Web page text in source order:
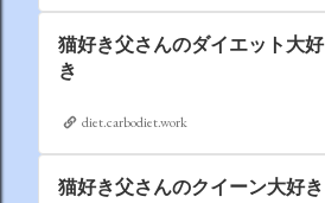
猫好き父さんのダイエット大好
き
diet.carbodiet.work
猫好き父さんのクイーン大好き